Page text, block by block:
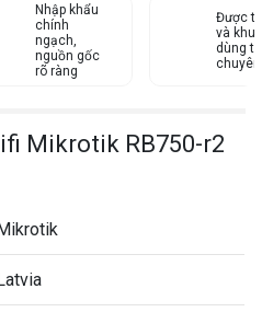
Nhập khẩu
chính
ngạch,
nguồn gốc
rõ ràng
Được
và
dùng từ
Mikrotik RB750-r2